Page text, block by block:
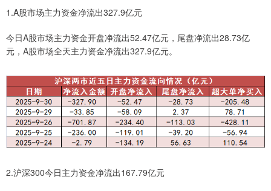
1.A股市场主力资金净流出327.9亿元
今日A股市场主力资金开盘净流出52.47亿元，尾盘净流出28.73亿
元，A股市场全天主力资金净流出327.9亿元。
2.沪深300今日主力资金净流出167.79亿元